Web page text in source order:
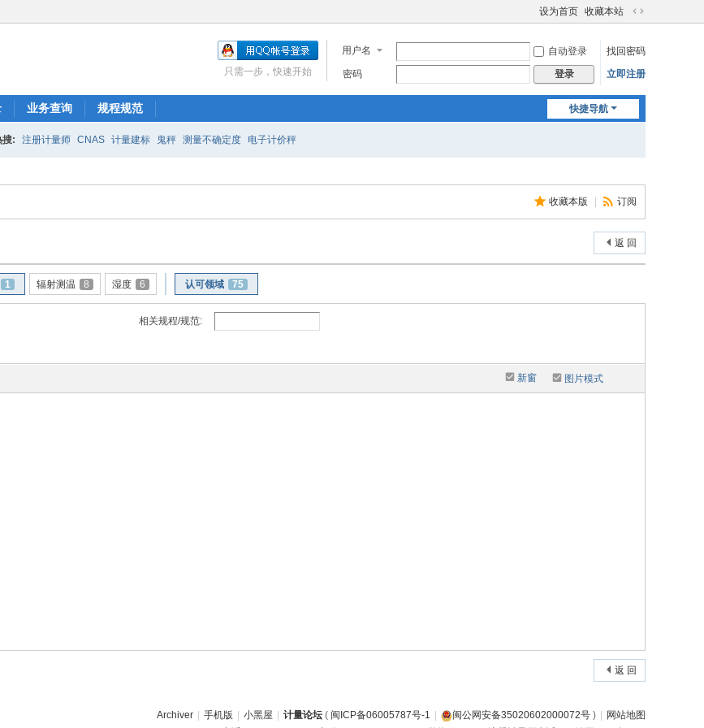
设为首页 收藏本站
切
到
宽
用户名 自动登录
找回密码
密码
登录 立即注册
只需一步，快速开始
快捷导航
业务查询 规程规范
搜: 注册计量师 CNAS 计量建标 鬼秤 测量不确定度 电子计价秤
收藏本版 订阅
返 回
1 辐射测温 8 湿度 6 认可领域 75
相关规程/规范:
新窗 图片模式
返 回
Archiver 手机版 小黑屋 计量论坛 ( 闽ICP备06005787号-1 闽公网安备35020602000072号 )
网站地图